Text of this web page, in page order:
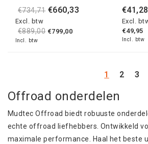
€734,71 €660,33
Excl. btw
€889,00 €799,00
Incl. btw
€41,28
Excl.
€49,95
Incl. btw
1 2 3
Offroad onderdelen
Mudtec Offroad biedt robuuste
echte offroad liefhebbers. Ontwikkeld
maximale performance. Haal het beste